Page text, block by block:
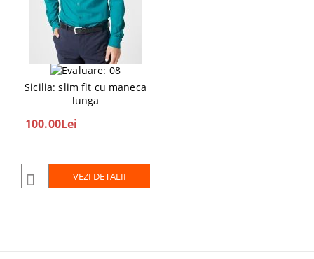
Sicilia: slim fit cu maneca
lunga
100.00Lei
VEZI DETALII